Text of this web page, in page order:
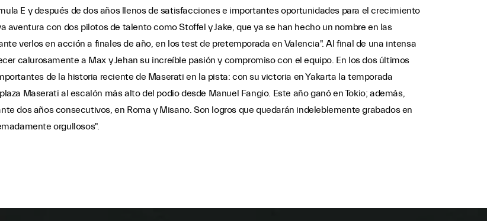
E y después de dos años llenos de satisfacciones e importantes oportunidades para el crecimiento
con dos pilotos de talento como Stoffel y Jake, que ya se han hecho un nombre en las
verlos en acción a finales de año, en los test de pretemporada en Valencia". Al final de una intensa
calurosamente a Max y Jehan su increíble pasión y compromiso con el equipo. En los dos últimos
de la historia reciente de Maserati en la pista: con su victoria en Yakarta la temporada
Maserati al escalón más alto del podio desde Manuel Fangio. Este año ganó en Tokio; además,
dos años consecutivos, en Roma y Misano. Son logros que quedarán indeleblemente grabados en
orgullosos".